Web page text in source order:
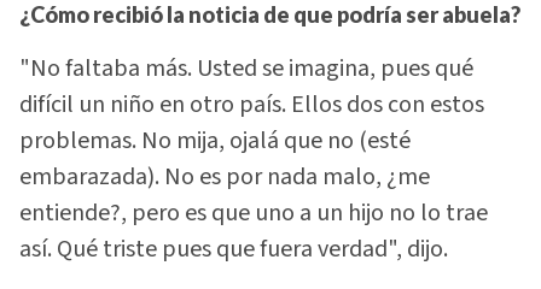
¿Cómo recibió la noticia de que podría ser abuela?
"No faltaba más. Usted se imagina, pues qué
difícil un niño en otro país. Ellos dos con estos
problemas. No mija, ojalá que no (esté
embarazada). No es por nada malo, ¿me
entiende?, pero es que uno a un hijo no lo trae
así. Qué triste pues que fuera verdad", dijo.